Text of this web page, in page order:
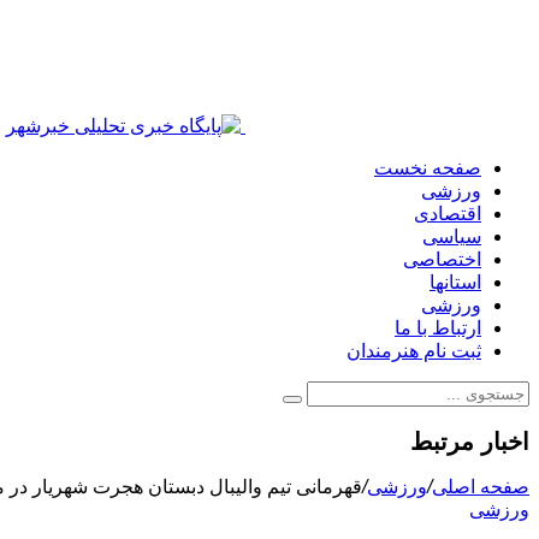
صفحه نخست
ورزشی
اقتصادی
سیاسی
اختصاصی
استانها
ورزشی
ارتباط با ما
ثبت نام هنرمندان
اخبار مرتبط
صفحه اصلی/ورزشی/قهرمانی تیم والیبال دبستان هجرت شهریار در میان
ورزشی